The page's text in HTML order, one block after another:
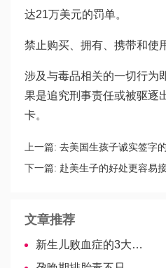
达21万美元的罚单。
禁止购买、拥有、携带和使
涉及与毒品相关的一切行为
果是追究刑事责任或被驱逐
卡。
上一篇: 去美国生孩子诚实签字
下一篇: 赴美生子的好处更容易
文章推荐
新生儿败血症的3大感染途径，宝妈要做好预防工作！